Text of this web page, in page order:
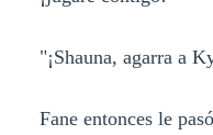
"¡Shauna, agarra a
Fane entonces le